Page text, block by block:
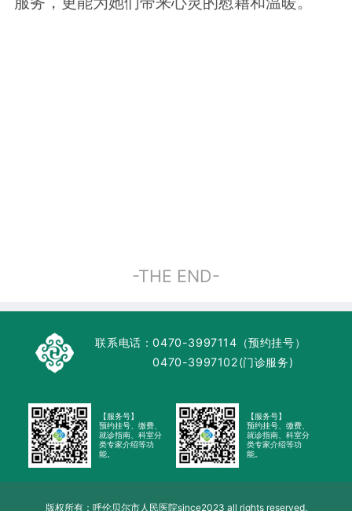
-THE END-
联系电话：0470-3997114（预约挂号）
0470-3997102(门诊服务)
【服务号】
预约挂号、缴费、
就诊指南、科室分
类专家介绍等功
能。
【服务号】
预约挂号、缴费、
就诊指南、科室分
类专家介绍等功
能。
版权所有：呼伦贝尔市人民医院since2023 all rights reserved.